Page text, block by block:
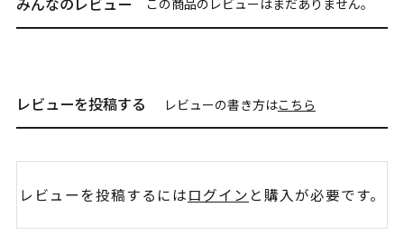
レビューを投稿する レビューの書き方はこちら
レビューを投稿するにはログイン と購入が必要です。